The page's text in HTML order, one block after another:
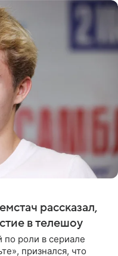
рассказал,
в телешоу
по роли в сериале
признался, что